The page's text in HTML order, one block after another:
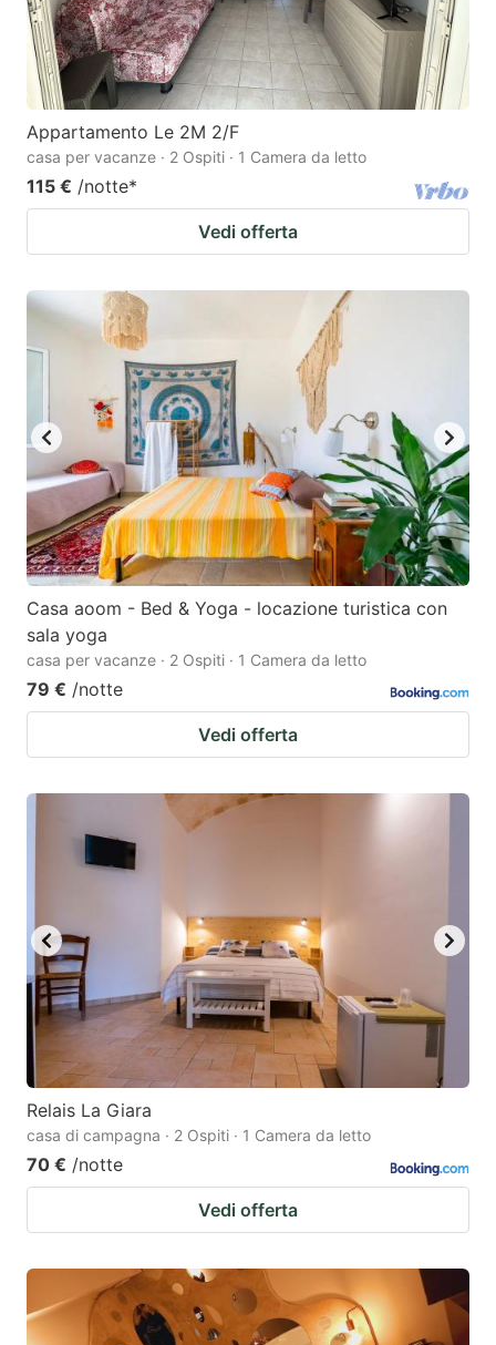
Appartamento Le 2M 2/F
casa per vacanze · 2 Ospiti · 1 Camera da letto
115 € /notte*
Vedi offerta
Casa aoom - Bed & Yoga - locazione turistica con
sala yoga
casa per vacanze · 2 Ospiti · 1 Camera da letto
79 € /notte
Vedi offerta
Relais La Giara
casa di campagna · 2 Ospiti · 1 Camera da letto
70 € /notte
Vedi offerta